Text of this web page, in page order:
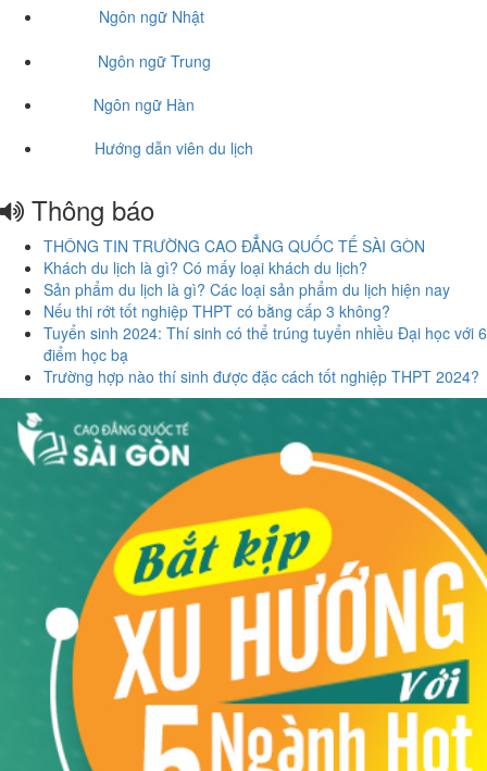
Ngôn ngữ Nhật
Ngôn ngữ Trung
Ngôn ngữ Hàn
Hướng dẫn viên du lịch
Thông báo
THÔNG TIN TRƯỜNG CAO ĐẲNG QUỐC TẾ SÀI GÒN
Khách du lịch là gì? Có mấy loại khách du lịch?
Sản phẩm du lịch là gì? Các loại sản phẩm du lịch hiện nay
Nếu thi rớt tốt nghiệp THPT có bằng cấp 3 không?
Tuyển sinh 2024: Thí sinh có thể trúng tuyển nhiều Đại học với 6
điểm học bạ
Trường hợp nào thí sinh được đặc cách tốt nghiệp THPT 2024?